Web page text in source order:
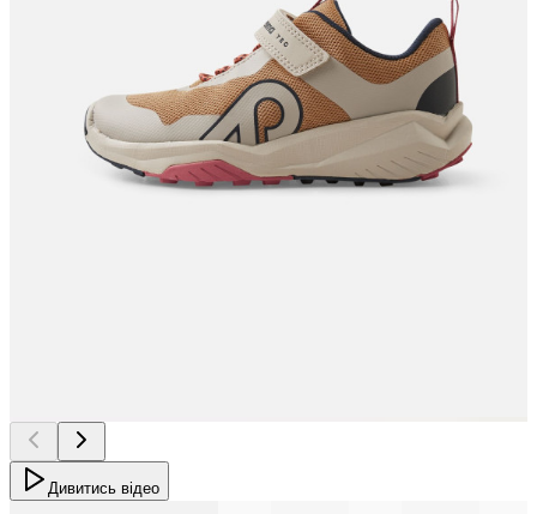
Дивитись відео